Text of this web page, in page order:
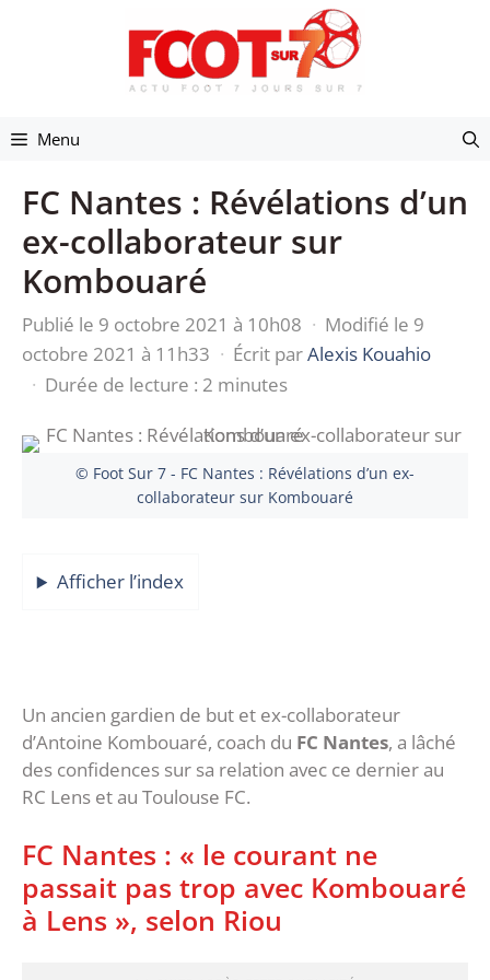
Menu
FC Nantes : Révélations d’un
ex-collaborateur sur
Kombouaré
Publié le 9 octobre 2021 à 10h08 · Modifié le 9
octobre 2021 à 11h33 · Écrit parAlexis Kouahio
· Durée de lecture : 2 minutes
© Foot Sur 7 - FC Nantes : Révélations d’un ex-
collaborateur sur Kombouaré
Afficher l’index
Un ancien gardien de but et ex-collaborateur
d’Antoine Kombouaré, coach du FC Nantes, a lâché
des confidences sur sa relation avec ce dernier au
RC Lens et au Toulouse FC.
FC Nantes : « le courant ne
passait pas trop avec Kombouaré
à Lens », selon Riou